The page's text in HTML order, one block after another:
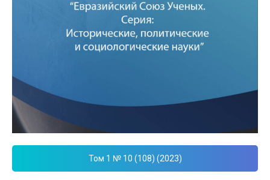
Том 1 № 10 (108) (2023)